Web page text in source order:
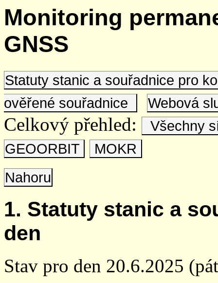
Monitoring
GNSS
Statuty stanic a souřadnice pro
ověřené souřadnice
Webová
Celkový přehled:
Všechny
GEOORBIT
MOKR
Nahoru
1. Statuty stanic a
den
Stav pro den 20.6.2025